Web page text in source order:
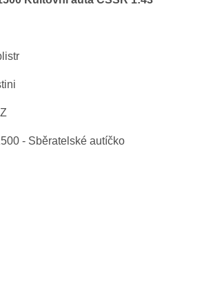
- Sběratelské autíčko